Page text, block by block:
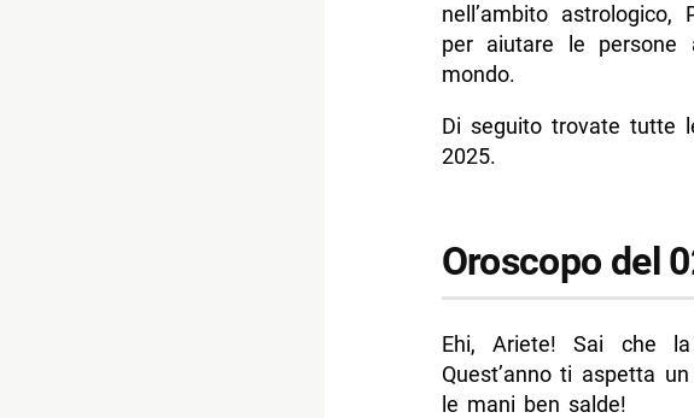
- Oroscopo del 02
- Oroscopo del 02
- Oroscopo del 02
-- Scopri di più da
nell’ambito
per aiutare le
mondo.
Di seguito trovate tutte
2025.
Oroscopo del
Ehi, Ariete! Sai che
Quest’anno ti aspetta
le mani ben salde!